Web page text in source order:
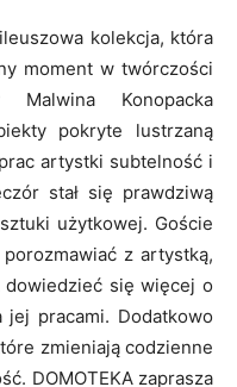
kolekcja, która
moment w twórczości
Konopacka
pokryte lustrzaną
artystki subtelność i
stał się prawdziwą
użytkowej. Goście
z artystką,
się więcej o
pracami. Dodatkowo
zmieniają codzienne
DOMOTEKA zaprasza